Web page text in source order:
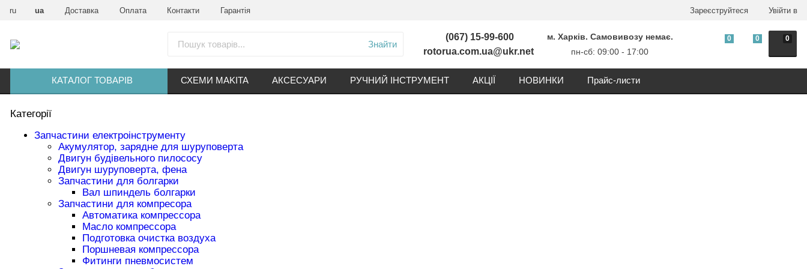
ru ua Доставка Оплата Контакти Гарантія Зареєструйтеся Увійти в
Знайти
(067) 15-99-600
rotorua.com.ua@ukr.net
м. Харків. Самовивозу немає.
пн-сб: 09:00 - 17:00
0
0 0
КАТАЛОГ ТОВАРІВ СХЕМИ MAKITA АКСЕСУАРИ РУЧНИЙ ІНСТРУМЕНТ АКЦІЇ НОВИНКИ Прайс-листи
Категорії
Запчастини електроінструменту
Акумулятор, зарядне для шуруповерта
Двигун будівельного пилососу
Двигун шуруповерта, фена
Запчастини для болгарки
Вал шпиндель болгарки
Запчастини для компресора
Автоматика компрессора
Масло компрессора
Подготовка очистка воздуха
Поршневая компрессора
Фитинги пневмосистем